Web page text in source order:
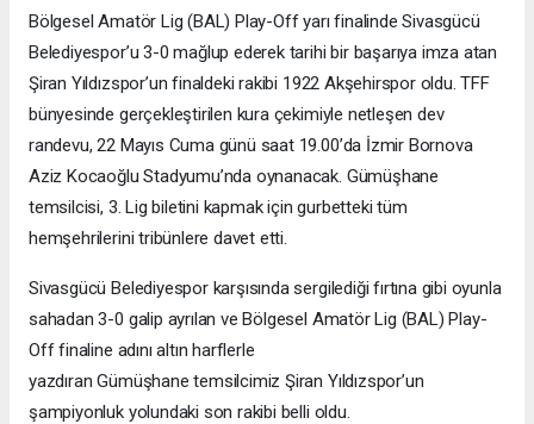
Bölgesel Amatör Lig (BAL) Play-Off yarı finalinde Sivasgücü
Belediyespor’u 3-0 mağlup ederek tarihi bir başarıya imza atan
Şiran Yıldızspor’un finaldeki rakibi 1922 Akşehirspor oldu. TFF
bünyesinde gerçekleştirilen kura çekimiyle netleşen dev
randevu, 22 Mayıs Cuma günü saat 19.00’da İzmir Bornova
Aziz Kocaoğlu Stadyumu’nda oynanacak. Gümüşhane
temsilcisi, 3. Lig biletini kapmak için gurbetteki tüm
hemşehrilerini tribünlere davet etti.
Sivasgücü Belediyespor karşısında sergilediği fırtına gibi oyunla
sahadan 3-0 galip ayrılan ve Bölgesel Amatör Lig (BAL) Play-
Off finaline adını altın harflerle
yazdıran Gümüşhane temsilcimiz Şiran Yıldızspor’un
şampiyonluk yolundaki son rakibi belli oldu.